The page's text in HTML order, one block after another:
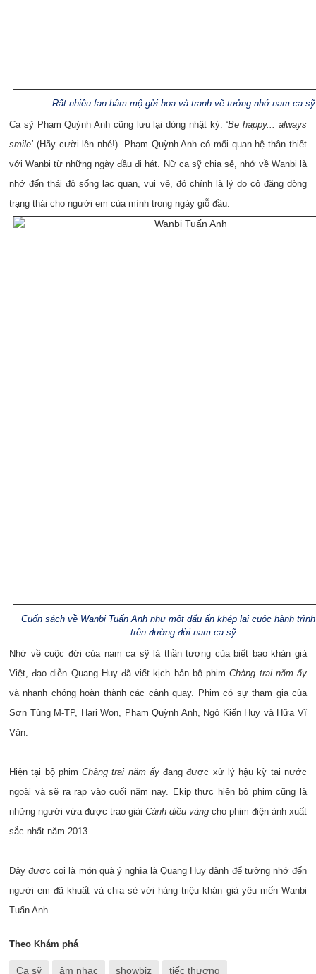
Rất nhiều fan hâm mộ gửi hoa và tranh vẽ tưởng nhớ nam ca sỹ
Ca sỹ Phạm Quỳnh Anh cũng lưu lại dòng nhật ký: ‘Be happy... always
smile’ (Hãy cười lên nhé!). Phạm Quỳnh Anh có mối quan hệ thân thiết
với Wanbi từ những ngày đầu đi hát. Nữ ca sỹ chia sẻ, nhớ về Wanbi là
nhớ đến thái độ sống lạc quan, vui vẻ, đó chính là lý do cô đăng dòng
trạng thái cho người em của mình trong ngày giỗ đầu.
Cuốn sách về Wanbi Tuấn Anh như một dấu ấn khép lại cuộc hành
trên đường đời nam ca sỹ
Nhớ về cuộc đời của nam ca sỹ là thần tượng của biết bao khán giả
Việt, đạo diễn Quang Huy đã viết kịch bản bộ phimChàng trai năm ấy
và nhanh chóng hoàn thành các cảnh quay. Phim có sự tham gia của
Sơn Tùng M-TP, Hari Won, Phạm Quỳnh Anh, Ngô Kiến Huy và Hữa Vĩ
Văn.
Hiện tại bộ phim Chàng trai năm ấyđang được xử lý hậu kỳ tại nước
ngoài và sẽ ra rạp vào cuối năm nay. Ekip thực hiện bộ phim cũng là
những người vừa được trao giải Cánh diều vàng cho phim điện ảnh xuất
sắc nhất năm 2013.
Đây được coi là món quà ý nghĩa là Quang Huy dành để tưởng nhớ đến
người em đã khuất và chia sẻ với hàng triệu khán giả yêu mến Wanbi
Tuấn Anh.
Theo Khám phá
Ca sỹ âm nhạc showbiz tiếc thương